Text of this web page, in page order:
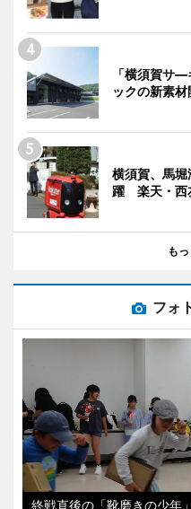
「横須賀サ
ックの新素
横須賀、馬
躍 楽天・西
も
フォ
終戦直後の「靴磨きの少年